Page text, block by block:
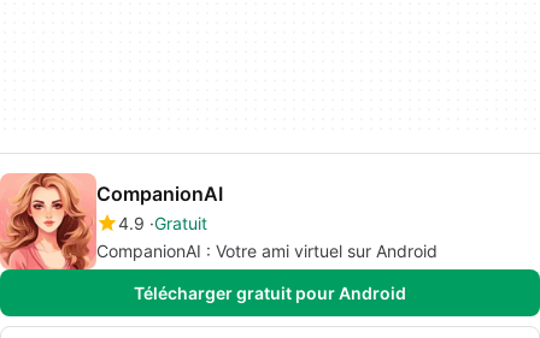
CompanionAI
4.9 Gratuit
CompanionAI : Votre ami virtuel sur Android
Télécharger gratuit pour Android